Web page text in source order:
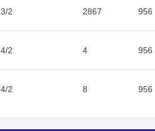
3/2 2867 956
4/2 4 956
4/2 8 956